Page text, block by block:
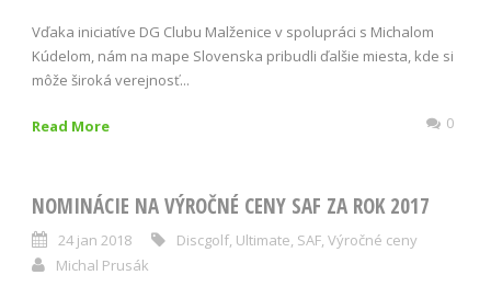
Vďaka iniciatíve DG Clubu Malženice v spolupráci s Michalom
Kúdelom, nám na mape Slovenska pribudli ďalšie miesta, kde si
môže široká verejnosť...
Read More 0
NOMINÁCIE NA VÝROČNÉ CENY SAF ZA ROK 2017
24 jan 2018 Discgolf, Ultimate, SAF, Výročné ceny
Michal Prusák